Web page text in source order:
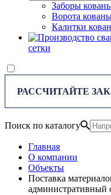
Заборы
Ворота
Калитки
сетки
РАССЧИТАЙТЕ
Поиск по каталогу
Главная
О компании
Объекты
Поставка
административный